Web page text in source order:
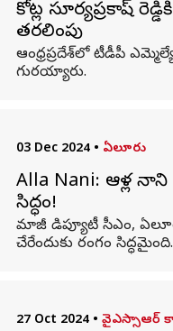
కోట్ల సూర్యప్రకాష్
తరలింపు
ఆంధ్రప్రదేశ్‌లో టీడీపీ
గురయ్యారు.
03 Dec 2024 • ఏలూరు
Alla Nani: ఆళ్ల
సిద్ధం!
మాజీ డిప్యూటీ సీఎం,
చేరేందుకు రంగం సిద్ధమైంది.
27 Oct 2024 • వైఎస్సాఆర్